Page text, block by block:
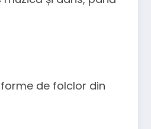
de folclor din